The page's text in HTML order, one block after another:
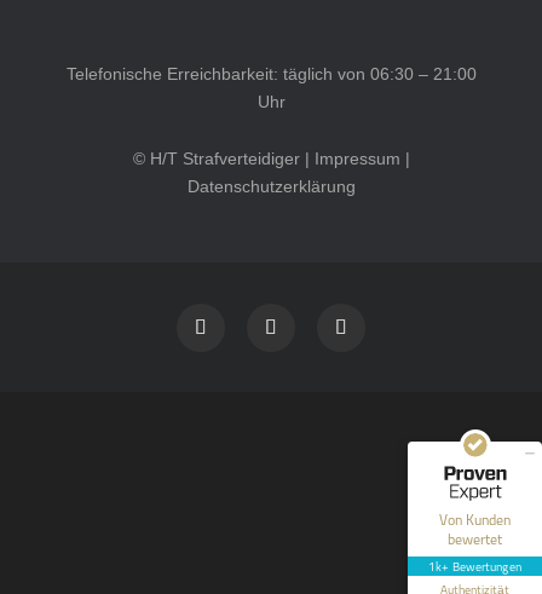
Telefonische Erreichbarkeit: täglich von 06:30 – 21:00
Uhr
© H/T Strafverteidiger | Impressum |
Datenschutzerklärung
Von Kunden
bewertet
1k+ Bewertungen
Authentizität
40
Bewertungen auf
ProvenExpert.com
Blick aufs ProvenExpert-Profil werfen